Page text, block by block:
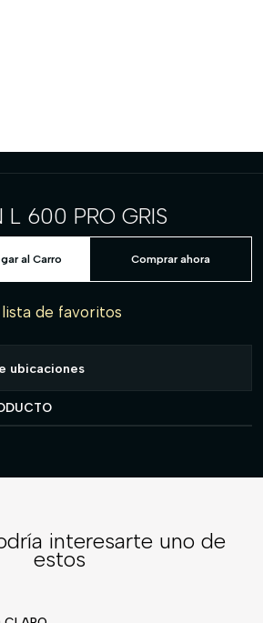
L 600 PRO GRIS
al Carro Comprar ahora
de favoritos
ubicaciones
interesarte uno de
estos